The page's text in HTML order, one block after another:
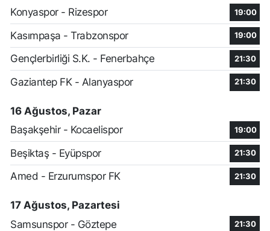
Konyaspor - Rizespor
19:00
Kasımpaşa - Trabzonspor 19:00
Gençlerbirliği S.K. - Fenerbahçe 21:30
Gaziantep FK - Alanyaspor 21:30
16 Ağustos, Pazar
Başakşehir - Kocaelispor
19:00
Beşiktaş - Eyüpspor 21:30
Amed - Erzurumspor FK 21:30
17 Ağustos, Pazartesi
Samsunspor - Göztepe
21:30